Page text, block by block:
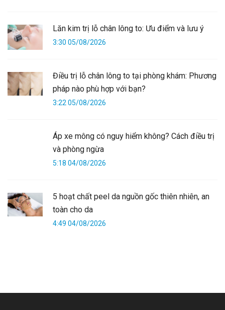
Lăn kim trị lỗ chân lông to: Ưu điểm và lưu ý
3:30 05/08/2026
Điều trị lỗ chân lông to tại phòng khám: Phương
pháp nào phù hợp với bạn?
3:22 05/08/2026
Áp xe mông có nguy hiểm không? Cách điều trị
và phòng ngừa
5:18 04/08/2026
5 hoạt chất peel da nguồn gốc thiên nhiên, an
toàn cho da
4:49 04/08/2026